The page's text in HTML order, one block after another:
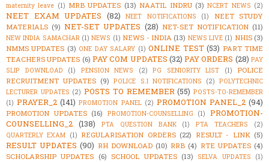
maternity leave (1) MRB UPDATES (13) NAATIL INDRU (3) NCERT NEWS (2)
NEET EXAM UPDATES (82) NEET NOTIFICATIONS (1)
NEET STUDY
MATERIALS (9) NET-SET UPDATES (28) NET-SET NOTIFICATION (11)
NEW INDIA SAMACHAR (1) NEWS (1) NEWS - INDIA (13) NEWS LIVE (1) NHIS (3)
NMMS UPDATES (3) ONE DAY SALARY (1) ONLINE TEST (53) PART TIME
TEACHERS UPDATES (6) PAY COM UPDATES (32) PAY ORDERS (28) PAY
SLIP DOWNLOAD
(1) PENSION NEWS (2) PG SENIORITY LIST (1)
POLICE
RECRUITMENT UPDATES (9) POLICE S.I NOTIFICATIONS (2) POLYTECHNIC
LECTURER UPDATES (2) POSTS TO REMEMBER (55) POSTS-TO-REMEMBER
(1) PRAYER_2 (141) PROMOTION PANEL (2) PROMOTION PANEL_2 (94)
PROMOTION UPDATES (16) PROMOTION-COUNSELLING (1)
PROMOTION-
COUNSELLING_2 (138) PTA QUESTION BANK (1) PTA TEACHERS
(2)
QUARTERLY EXAM (1) REGULARISATION ORDERS (22) RESULT - LINK (5)
RESULT UPDATES (90) RH DOWNLOAD (10) RRB (4) RTE UPDATES (4)
SCHOLARSHIP UPDATES (6) SCHOOL UPDATES (13) SELVA UPDATES
(1)